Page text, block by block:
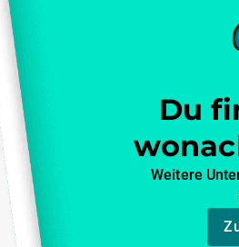
Du
Weitere